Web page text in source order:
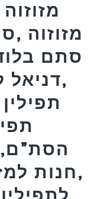
מזוזוה
סתם
,דניאל
,חנות